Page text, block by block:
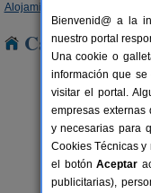
Alojamientos
Casas
Bienvenid@ a la
nuestro portal
Una cookie o
información que
visitar el portal.
empresas externas
y necesarias para
Cookies Técnicas y
el botónAceptar
publicitarias),